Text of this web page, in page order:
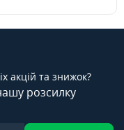
акцій та знижок?
розсилку